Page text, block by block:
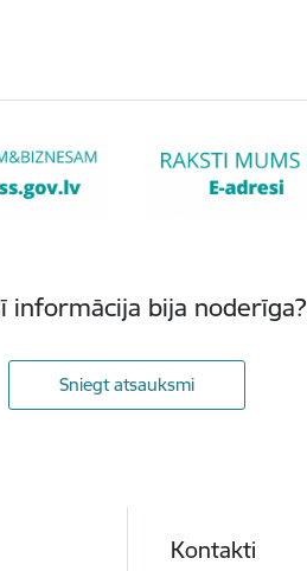
informācija bija noderīga?
Sniegt atsauksmi
Kontakti